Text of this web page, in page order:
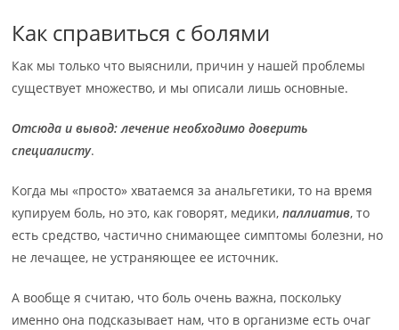
Как справиться с болями
Как мы только что выяснили, причин у нашей проблемы
существует множество, и мы описали лишь основные.
Отсюда и вывод: лечение необходимо доверить
специалисту.
Когда мы «просто» хватаемся за анальгетики, то на время
купируем боль, но это, как говорят, медики,паллиатив, то
есть средство, частично снимающее симптомы болезни, но
не лечащее, не устраняющее ее источник.
А вообще я считаю, что боль очень важна, поскольку
именно она подсказывает нам, что в организме есть очаг